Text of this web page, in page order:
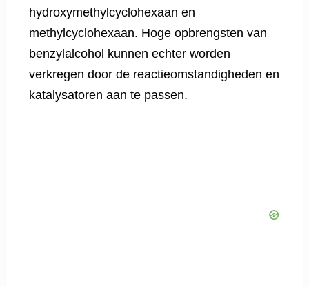
hydroxymethylcyclohexaan en
methylcyclohexaan. Hoge opbrengsten van
benzylalcohol kunnen echter worden
verkregen door de reactieomstandigheden en
katalysatoren aan te passen.